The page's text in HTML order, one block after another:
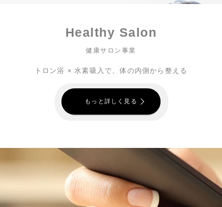
Healthy Salon
健康サロン事業
トロン浴 × 水素吸入で、体の内側から整える
もっと詳しく見る